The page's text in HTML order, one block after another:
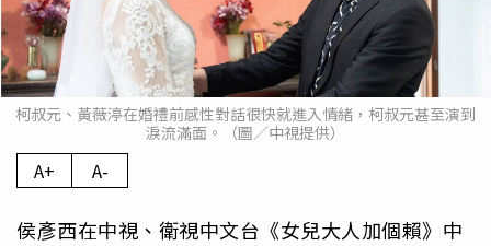
柯叔元、黃薇渟在婚禮前感性對話很快就進入情緒，柯叔元甚至演到
淚流滿面。（圖／中視提供）
A+ A-
侯彥西在中視、衛視中文台《女兒大人加個賴》中